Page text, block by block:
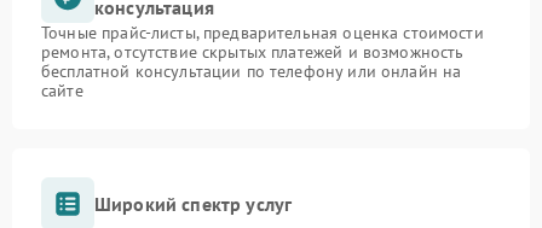
консультация
Точные прайс-листы, предварительная оценка стоимости
ремонта, отсутствие скрытых платежей и возможность
бесплатной консультации по телефону или онлайн на
сайте
Широкий спектр услуг